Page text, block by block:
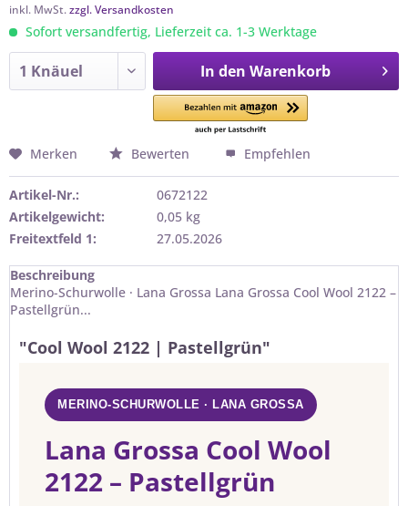
inkl. MwSt.zzgl. Versandkosten
Sofort versandfertig, Lieferzeit ca. 1-3 Werktage
In den Warenkorb
Merken Bewerten Empfehlen
Artikel-Nr.:
0672122
Artikelgewicht:
0,05 kg
Freitextfeld 1:
27.05.2026
Beschreibung
Merino-Schurwolle · Lana Grossa Lana Grossa Cool Wool 2122 –
Pastellgrün...
"Cool Wool 2122 | Pastellgrün"
MERINO-SCHURWOLLE · LANA GROSSA
Lana Grossa Cool Wool
2122 – Pastellgrün